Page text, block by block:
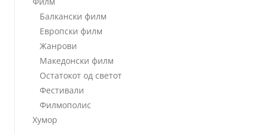
Балкански филм
Европски филм
Жанрови
Македонски филм
Остатокот од светот
Фестивали
Филмополис
Хумор